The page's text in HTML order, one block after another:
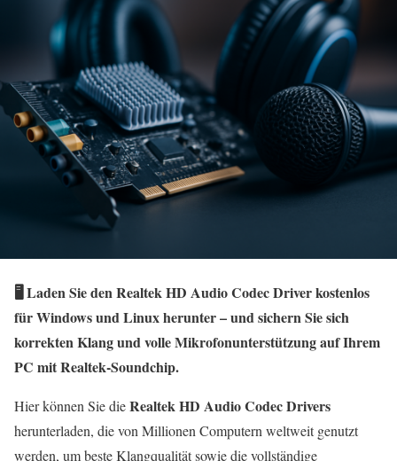
🖥️ Laden Sie den Realtek HD Audio Codec Driver kostenlos
für Windows und Linux herunter – und sichern Sie sich
korrekten Klang und volle Mikrofonunterstützung auf Ihrem
PC mit Realtek‑Soundchip.
Hier können Sie dieRealtek HD Audio Codec Drivers
herunterladen, die von Millionen Computern weltweit genutzt
werden, um beste Klangqualität sowie die vollständige